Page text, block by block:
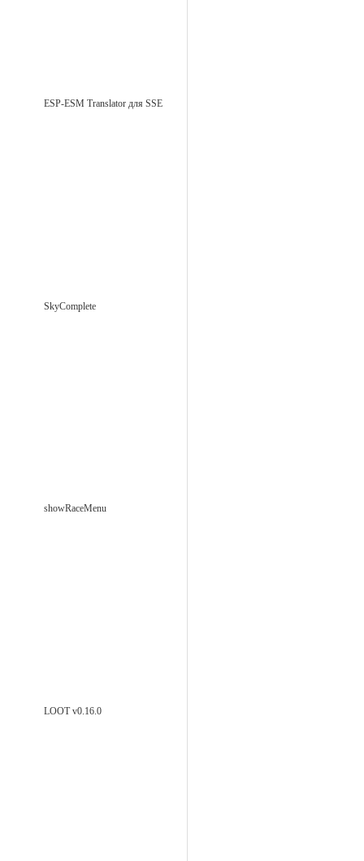
ESP-ESM Translator для SSE
SkyComplete
showRaceMenu
LOOT v0.16.0